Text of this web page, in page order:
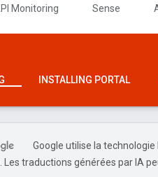
Monitoring Sense
INSTALLING PORTAL
Google utilise la
Les traductions générées par IA